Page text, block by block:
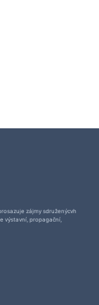
zájmy sdruženýcvh
výstavní, propagační,